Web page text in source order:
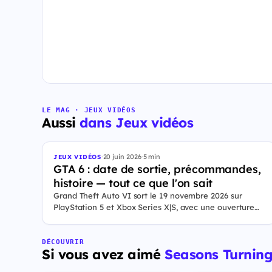
LE MAG · JEUX VIDÉOS
Aussidans Jeux vidéos
JEUX VIDÉOS·20 juin 2026·5 min
GTA 6 : date de sortie, précommandes,
histoire — tout ce que l'on sait
Grand Theft Auto VI sort le 19 novembre 2026 sur
PlayStation 5 et Xbox Series X|S, avec une ouverture
City. Il met en scène pour la première fois un duo de
protagonistes jouables, Jason et Lucia, cette dernière
DÉCOUVRIR
Si vous avez aiméSeasons